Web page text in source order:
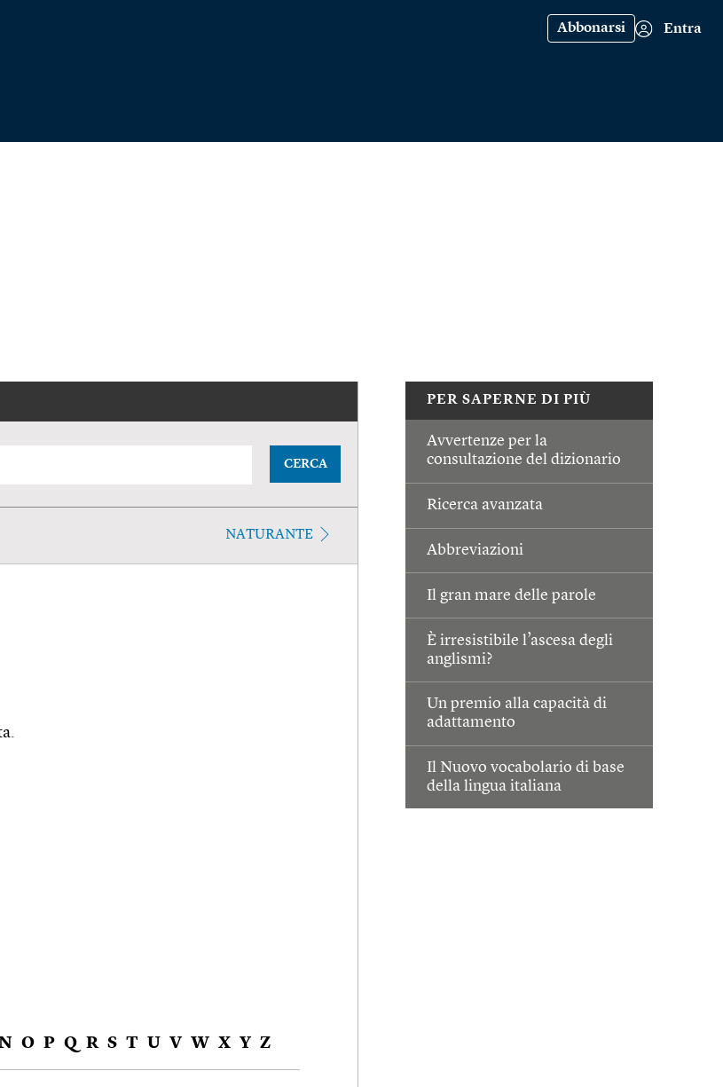
Abbonarsi Entra
PER SAPERNE DI PIÙ
Avvertenze per la
consultazione del dizionario
Ricerca avanzata
Abbreviazioni
Il gran mare delle parole
È irresistibile l’ascesa degli
anglismi?
Un premio alla capacità di
adattamento
Il Nuovo vocabolario di base
della lingua italiana
CERCA
NATURANTE
O P Q R S T U V W X Y Z